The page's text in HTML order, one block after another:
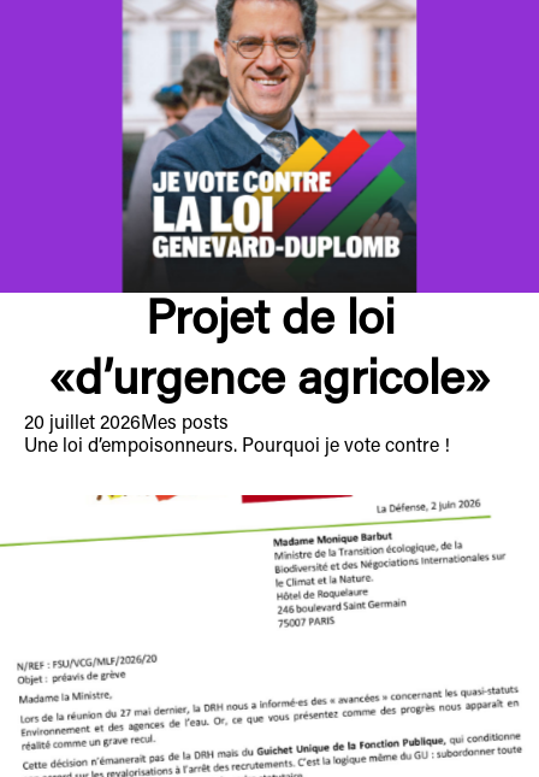
Projet de loi
«d’urgence agricole»
20 juillet 2026 Mes posts
Une loi d’empoisonneurs. Pourquoi je vote contre !